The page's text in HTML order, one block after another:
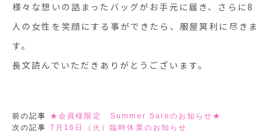
様々な想いの詰まったバッグがお手元に届き、さらに8
人の女性を笑顔にする事ができたら、服屋冥利に尽きま
す。
長文読んでいただきありがとうございます。
前の記事 ★会員様限定 Summer Saleのお知らせ★
次の記事 7月16日（火）臨時休業のお知らせ